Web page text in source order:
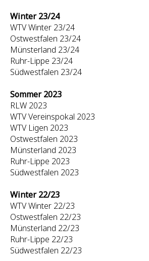
Winter 23/24
WTV Winter 23/24
Ostwestfalen 23/24
Münsterland 23/24
Ruhr-Lippe 23/24
Südwestfalen 23/24
Sommer 2023
RLW 2023
WTV Vereinspokal 2023
WTV Ligen 2023
Ostwestfalen 2023
Münsterland 2023
Ruhr-Lippe 2023
Südwestfalen 2023
Winter 22/23
WTV Winter 22/23
Ostwestfalen 22/23
Münsterland 22/23
Ruhr-Lippe 22/23
Südwestfalen 22/23